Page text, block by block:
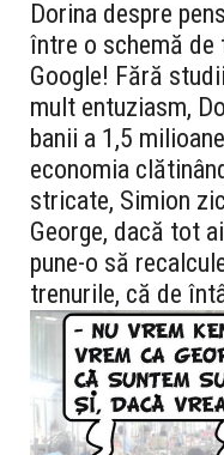
Dorina despre
între o schemă de
Google! Fără
mult entuziasm,
banii a 1,5
economia
stricate, Simion
George, dacă tot
pune-o să
trenurile, că de